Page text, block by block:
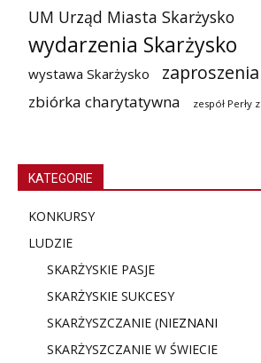
UM Urząd Miasta Skarżysko
wydarzenia Skarżysko
wystawa Skarżysko
zbiórka charytatywna zespół Perły
KATEGORIE
KONKURSY
LUDZIE
SKARŻYSKIE PASJE
SKARŻYSKIE SUKCESY
SKARŻYSZCZANIE (NIEZNANI
SKARŻYSZCZANIE W ŚWIECIE